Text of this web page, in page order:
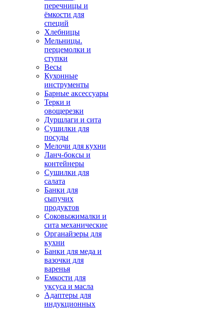
перечницы и
ёмкости для
специй
Хлебницы
Мельницы.
перцемолки и
ступки
Весы
Кухонные
инструменты
Барные аксессуары
Терки и
овощерезки
Дуршлаги и сита
Сушилки для
посуды
Мелочи для кухни
Ланч-боксы и
контейнеры
Сушилки для
салата
Банки для
сыпучих
продуктов
Соковыжималки и
сита механические
Органайзеры для
кухни
Банки для меда и
вазочки для
варенья
Емкости для
уксуса и масла
Адаптеры для
индукционных